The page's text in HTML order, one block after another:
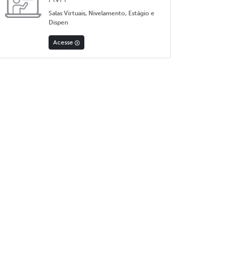
Salas Virtuais, Nivelamento, Estágio e
Dispen
Acesse